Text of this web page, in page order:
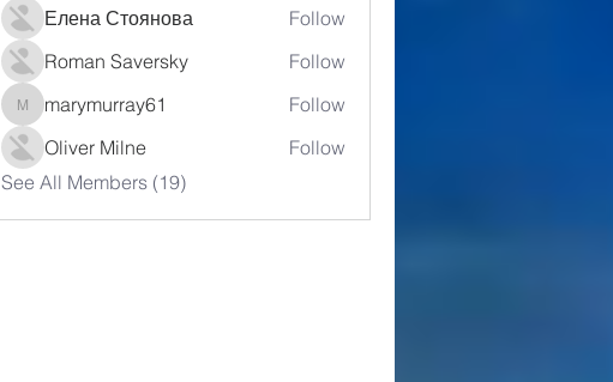
Елена Стоянова
Follow
Roman Saversky
Follow
marymurray61
marymurray61
Follow
Oliver Milne
Follow
See All Members (19)